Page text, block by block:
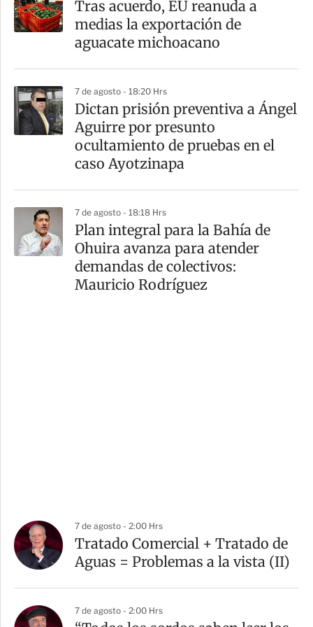
Tras acuerdo, EU reanuda a
medias la exportación de
aguacate michoacano
7 de agosto - 18:20 Hrs
Dictan prisión preventiva a Ángel
Aguirre por presunto
ocultamiento de pruebas en el
caso Ayotzinapa
7 de agosto - 18:18 Hrs
Plan integral para la Bahía de
Ohuira avanza para atender
demandas de colectivos:
Mauricio Rodríguez
7 de agosto - 2:00 Hrs
Tratado Comercial + Tratado de
Aguas = Problemas a la vista (II)
7 de agosto - 2:00 Hrs